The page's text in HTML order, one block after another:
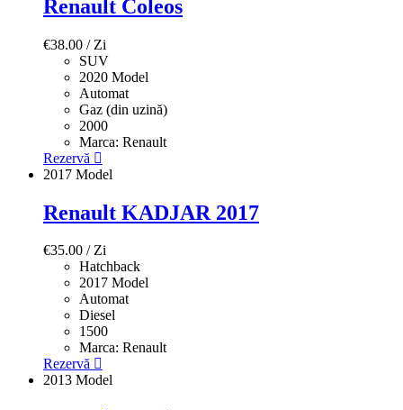
Renault Coleos
€38.00 / Zi
SUV
2020 Model
Automat
Gaz (din uzină)
2000
Marca: Renault
Rezervă
2017 Model
Renault KADJAR 2017
€35.00 / Zi
Hatchback
2017 Model
Automat
Diesel
1500
Marca: Renault
Rezervă
2013 Model